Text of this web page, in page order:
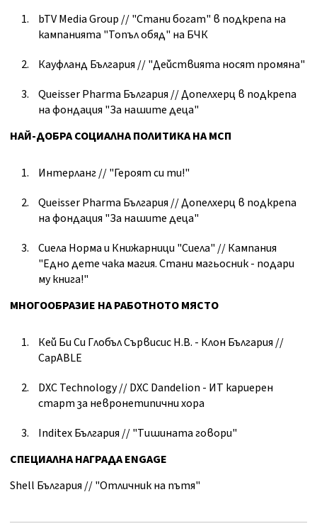
bTV Media Group // "Стани богат" в подкрепа на
кампанията "Топъл обяд" на БЧК
Кауфланд България // "Действията носят промяна"
Queisser Pharma България // Допелхерц в подкрепа
на фондация "За нашите деца"
НАЙ-ДОБРА СОЦИАЛНА ПОЛИТИКА НА МСП
Интерланг // "Героят си ти!"
Queisser Pharma България // Допелхерц в подкрепа
на фондация "За нашите деца"
Сиела Норма и Книжарници "Сиела" // Кампания
"Eдно дете чака магия. Стани магьосник - подари
му книга!"
МНОГООБРАЗИЕ НА РАБОТНОТО МЯСТО
Кей Би Си Глобъл Сървисис Н.В. - Клон България //
CapABLE
DXC Technology // DXC Dandelion - ИТ кариерен
старт за невронетипични хора
Inditex България // "Тишината говори"
СПЕЦИАЛНА НАГРАДАENGAGE
Shell България // "Отличник на пътя"